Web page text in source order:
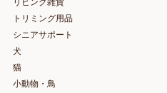
トリミング用品
シニアサポート
犬
猫
小動物・鳥